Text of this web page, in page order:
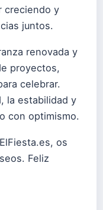
creciendo y
juntos.
renovada y
proyectos,
celebrar.
la estabilidad y
con optimismo.
os
Feliz